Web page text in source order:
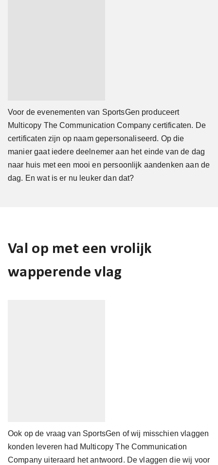
Voor de evenementen van SportsGen produceert
Multicopy The Communication Company certificaten. De
certificaten zijn op naam gepersonaliseerd. Op die
manier gaat iedere deelnemer aan het einde van de dag
naar huis met een mooi en persoonlijk aandenken aan de
dag. En wat is er nu leuker dan dat?
Val op met een vrolijk
wapperende vlag
Ook op de vraag van SportsGen of wij misschien vlaggen
konden leveren had Multicopy The Communication
Company uiteraard het antwoord. De vlaggen die wij voor